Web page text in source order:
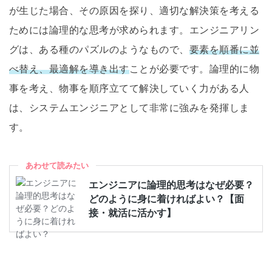
が生じた場合、その原因を探り、適切な解決策を考える
ためには論理的な思考が求められます。エンジニアリン
グは、ある種のパズルのようなもので、 要素を順番に並
べ替え、最適解を導き出すことが必要です。論理的に物
事を考え、物事を順序立てて解決していく力がある人
は、システムエンジニアとして非常に強みを発揮しま
す。